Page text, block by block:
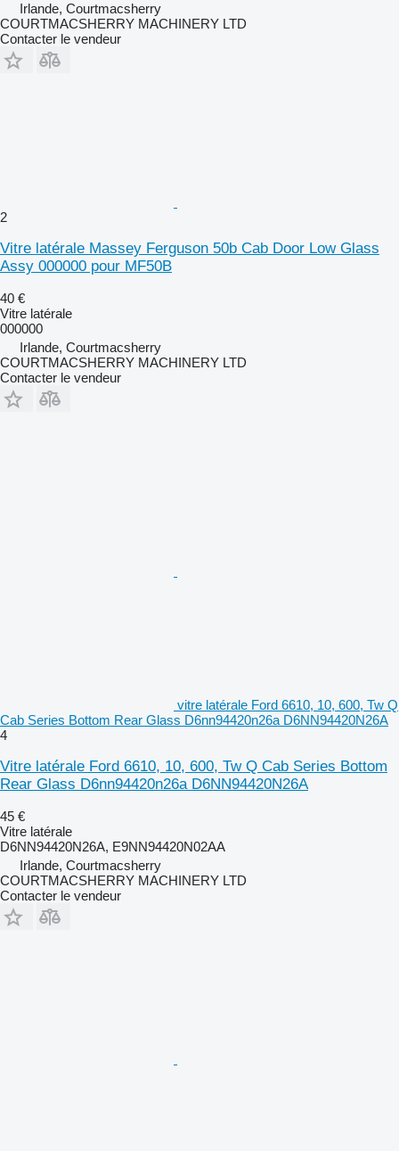
Irlande, Courtmacsherry
COURTMACSHERRY MACHINERY LTD
Contacter le vendeur
2
Vitre latérale Massey Ferguson 50b Cab Door Low Glass
Assy 000000 pour MF50B
40 €
Vitre latérale
000000
Irlande, Courtmacsherry
COURTMACSHERRY MACHINERY LTD
Contacter le vendeur
vitre latérale Ford 6610, 10, 600, Tw Q
Cab Series Bottom Rear Glass D6nn94420n26a D6NN94420N26A
4
Vitre latérale Ford 6610, 10, 600, Tw Q Cab Series Bottom
Rear Glass D6nn94420n26a D6NN94420N26A
45 €
Vitre latérale
D6NN94420N26A, E9NN94420N02AA
Irlande, Courtmacsherry
COURTMACSHERRY MACHINERY LTD
Contacter le vendeur